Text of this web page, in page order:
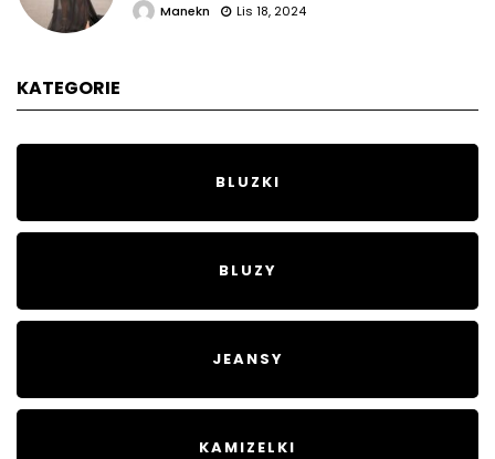
Manekn Lis 18, 2024
KATEGORIE
BLUZKI
BLUZY
JEANSY
KAMIZELKI